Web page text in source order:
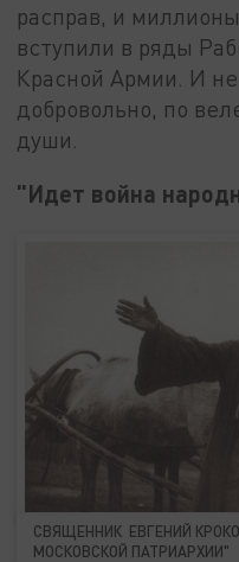
расправ, и
вступили в ряды
Красной Армии. И
добровольно, по
души.
"Идет война
СВЯЩЕННИК ЕВГЕНИЙ
МОСКОВСКОЙ ПАТРИАРХИИ"